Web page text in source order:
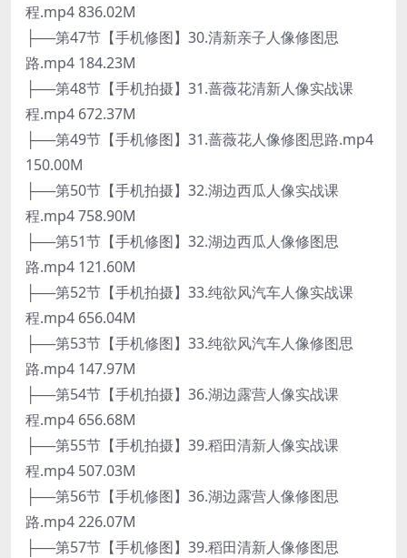
程.mp4 836.02M
├──第47节【手机修图】30.清新亲子人像修图思
路.mp4 184.23M
├──第48节【手机拍摄】31.蔷薇花清新人像实战课
程.mp4 672.37M
├──第49节【手机修图】31.蔷薇花人像修图思路.mp4
150.00M
├──第50节【手机拍摄】32.湖边西瓜人像实战课
程.mp4 758.90M
├──第51节【手机修图】32.湖边西瓜人像修图思
路.mp4 121.60M
├──第52节【手机拍摄】33.纯欲风汽车人像实战课
程.mp4 656.04M
├──第53节【手机修图】33.纯欲风汽车人像修图思
路.mp4 147.97M
├──第54节【手机拍摄】36.湖边露营人像实战课
程.mp4 656.68M
├──第55节【手机拍摄】39.稻田清新人像实战课
程.mp4 507.03M
├──第56节【手机修图】36.湖边露营人像修图思
路.mp4 226.07M
├──第57节【手机修图】39.稻田清新人像修图思